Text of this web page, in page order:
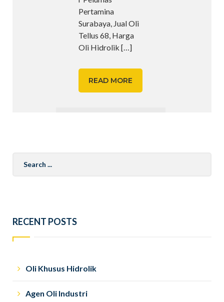
Pertamina
Surabaya, Jual Oli
Tellus 68, Harga
Oli Hidrolik […]
READ MORE
for:
RECENT POSTS
Oli Khusus Hidrolik
Agen Oli Industri